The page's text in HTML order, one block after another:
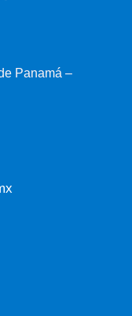
Panamá –